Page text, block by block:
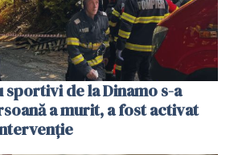
de la Dinamo s-a
a murit, a fost activat